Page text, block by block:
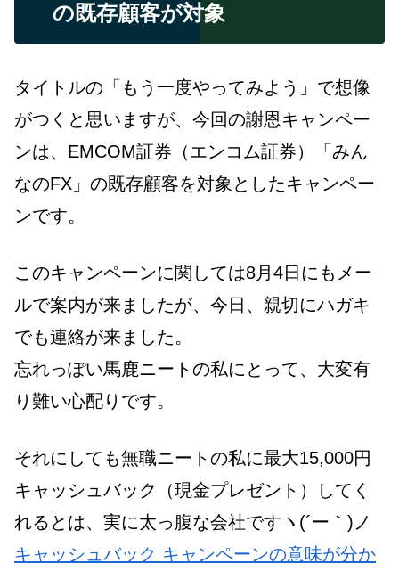
の既存顧客が対象
タイトルの「もう一度やってみよう」で想像
がつくと思いますが、今回の謝恩キャンペー
ンは、EMCOM証券（エンコム証券）「みん
なのFX」の既存顧客を対象としたキャンペー
ンです。
このキャンペーンに関しては8月4日にもメー
ルで案内が来ましたが、今日、親切にハガキ
でも連絡が来ました。
忘れっぽい馬鹿ニートの私にとって、大変有
り難い心配りです。
それにしても無職ニートの私に最大15,000円
キャッシュバック（現金プレゼント）してく
れるとは、実に太っ腹な会社ですヽ(´ー｀)ノ
キャッシュバック キャンペーンの意味が分か